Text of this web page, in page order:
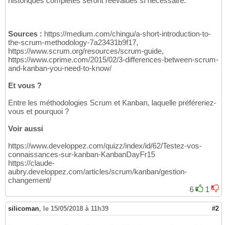
Sources : https://medium.com/chingu/a-short-introduction-to-
the-scrum-methodology-7a23431b9f17,
https://www.scrum.org/resources/scrum-guide,
https://www.cprime.com/2015/02/3-differences-between-scrum-
and-kanban-you-need-to-know/
Et vous ?
Entre les méthodologies Scrum et Kanban, laquelle préféreriez-
vous et pourquoi ?
Voir aussi
https://www.developpez.com/quizz/index/id/62/Testez-vos-
connaissances-sur-kanban-KanbanDayFr15
https://claude-
aubry.developpez.com/articles/scrum/kanban/gestion-
changement/
6
1
silicoman, le 15/05/2018 à 11h39 #2